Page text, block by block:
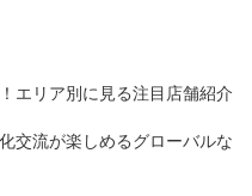
エリア別に見る注目店舗紹介
交流が楽しめるグローバルな